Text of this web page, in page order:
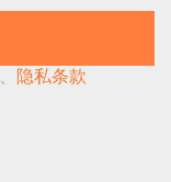
隐私条款